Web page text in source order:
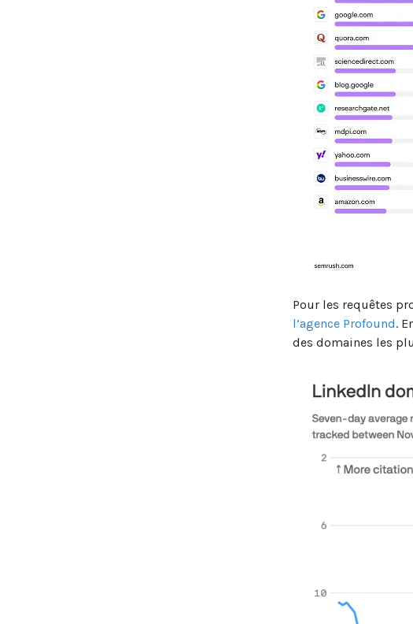
Pour les requêtes
l’agence Profound.
des domaines les